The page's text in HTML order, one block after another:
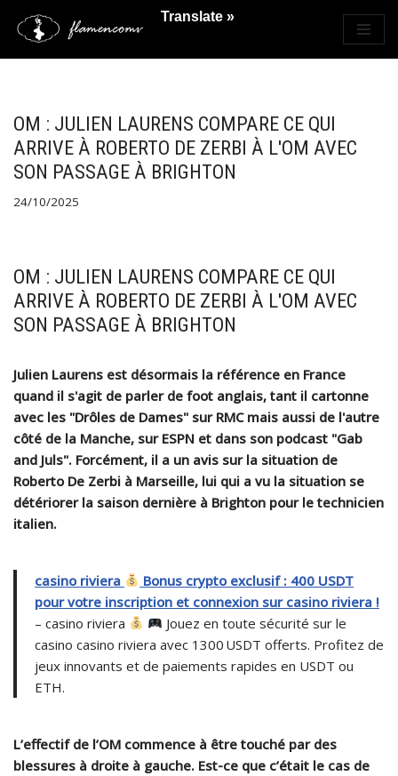
Saltar
OM : JULIEN LAURENS COMPARE CE QUI
ARRIVE À ROBERTO DE ZERBI À L'OM AVEC
SON PASSAGE À BRIGHTON
24/10/2025
OM : JULIEN LAURENS COMPARE CE QUI
ARRIVE À ROBERTO DE ZERBI À L'OM AVEC
SON PASSAGE À BRIGHTON
Julien Laurens est désormais la référence en France
quand il s'agit de parler de foot anglais, tant il cartonne
avec les "Drôles de Dames" sur RMC mais aussi de l'autre
côté de la Manche, sur ESPN et dans son podcast "Gab
and Juls". Forcément, il a un avis sur la situation de
Roberto De Zerbi à Marseille, lui qui a vu la situation se
détériorer la saison dernière à Brighton pour le technicien
italien.
casino riviera
Bonus crypto exclusif : 400 USDT
pour votre inscription et connexion sur casino riviera !
– casino riviera
Jouez en toute sécurité sur le
casino casino riviera avec 1300 USDT offerts. Profitez de
jeux innovants et de paiements rapides en USDT ou
ETH.
L’effectif de l’OM commence à être touché par des
blessures à droite à gauche. Est-ce que c’était le cas de
Translate »